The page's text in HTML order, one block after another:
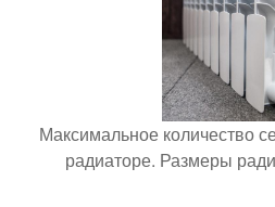
Максимальное количество
радиаторе. Размеры